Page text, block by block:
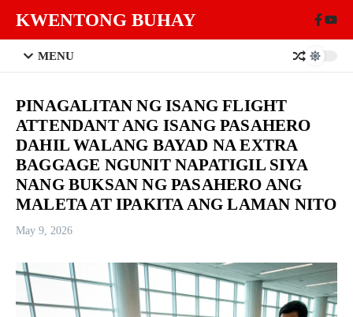
KWENTONG BUHAY
MENU
PINAGALITAN NG ISANG FLIGHT
ATTENDANT ANG ISANG PASAHERO
DAHIL WALANG BAYAD NA EXTRA
BAGGAGE NGUNIT NAPATIGIL SIYA
NANG BUKSAN NG PASAHERO ANG
MALETA AT IPAKITA ANG LAMAN NITO
May 9, 2026